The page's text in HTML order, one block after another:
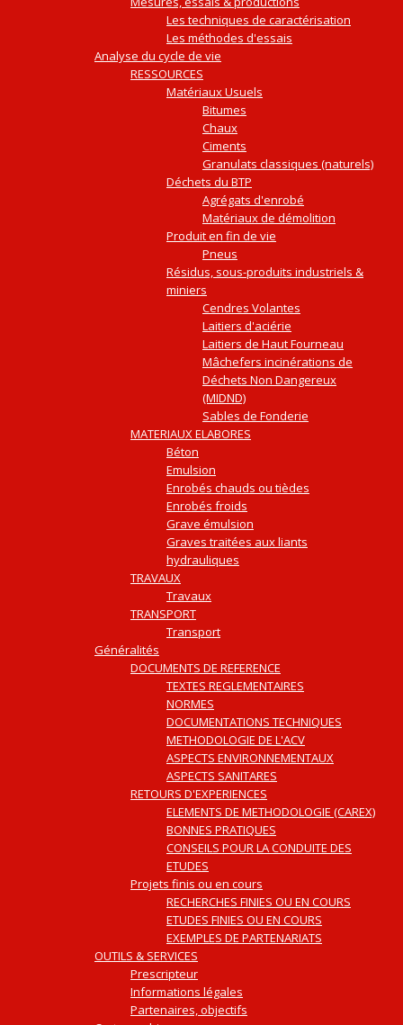
Les techniques de caractérisation
Les méthodes d'essais
Analyse du cycle de vie
RESSOURCES
Matériaux Usuels
Bitumes
Chaux
Ciments
Granulats classiques (naturels)
Déchets du BTP
Agrégats d'enrobé
Matériaux de démolition
Produit en fin de vie
Pneus
Résidus, sous-produits industriels &
miniers
Cendres Volantes
Laitiers d'aciérie
Laitiers de Haut Fourneau
Mâchefers incinérations de
Déchets Non Dangereux
(MIDND)
Sables de Fonderie
MATERIAUX ELABORES
Béton
Emulsion
Enrobés chauds ou tièdes
Enrobés froids
Grave émulsion
Graves traitées aux liants
hydrauliques
TRAVAUX
Travaux
TRANSPORT
Transport
Généralités
DOCUMENTS DE REFERENCE
TEXTES REGLEMENTAIRES
NORMES
DOCUMENTATIONS TECHNIQUES
METHODOLOGIE DE L'ACV
ASPECTS ENVIRONNEMENTAUX
ASPECTS SANITARES
RETOURS D'EXPERIENCES
ELEMENTS DE METHODOLOGIE (CAREX)
BONNES PRATIQUES
CONSEILS POUR LA CONDUITE DES
ETUDES
Projets finis ou en cours
RECHERCHES FINIES OU EN COURS
ETUDES FINIES OU EN COURS
EXEMPLES DE PARTENARIATS
OUTILS & SERVICES
Prescripteur
Informations légales
Partenaires, objectifs